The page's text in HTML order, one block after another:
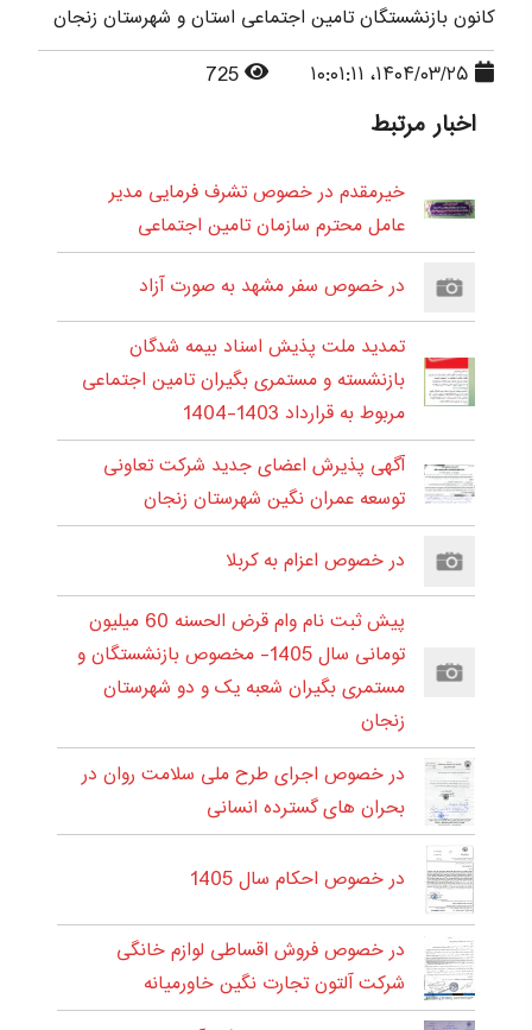
کانون بازنشستگان تامین اجتماعی استان و شهرستان زنجان
اخبار مرتبط
خیرمقدم در خصوص تشرف فرمایی مدیر
عامل محترم سازمان تامین اجتماعی
در خصوص سفر مشهد به صورت آزاد
تمدید ملت پذیش اسناد بیمه شدگان
بازنشسته و مستمری بگیران تامین اجتماعی
مربوط به قرارداد 1403-1404
آگهی پذیرش اعضای جدید شرکت تعاونی
توسعه عمران نگین شهرستان زنجان
در خصوص اعزام به کربلا
پیش ثبت نام وام قرض الحسنه 60 میلیون
تومانی سال 1405- مخصوص بازنشستگان و
مستمری بگیران شعبه یک و دو شهرستان
زنجان
در خصوص اجرای طرح ملی سلامت روان در
بحران های گسترده انسانی
در خصوص احکام سال 1405
در خصوص فروش اقساطی لوازم خانگی
شرکت آلتون تجارت نگین خاورمیانه